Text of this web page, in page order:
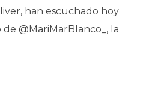
han escuchado hoy
@MariMarBlanco_, la